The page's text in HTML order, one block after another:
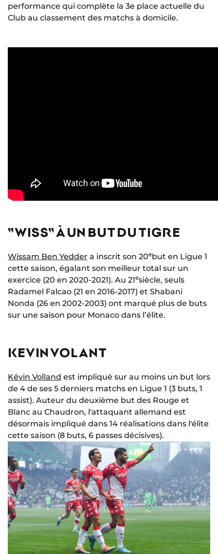
performance qui complète la 3e place actuelle du
Club au classement des matchs à domicile.
"WISS" À UN BUT DU TIGRE
Wissam Ben Yedder a inscrit son 20ebut en Ligue 1
cette saison, égalant son meilleur total sur un
exercice (20 en 2020-2021). Au 21esiècle, seuls
Radamel Falcao (21 en 2016-2017) et Shabani
Nonda (26 en 2002-2003) ont marqué plus de buts
sur une saison pour Monaco dans l’élite.
KEVIN VOLANT
Kévin Volland est impliqué sur au moins un but lors
de 4 de ses 5 derniers matchs en Ligue 1 (3 buts, 1
assist). Auteur du deuxième but des Rouge et
Blanc au Chaudron, l'attaquant allemand est
désormais impliqué dans 14 réalisations dans l'élite
cette saison (8 buts, 6 passes décisives).